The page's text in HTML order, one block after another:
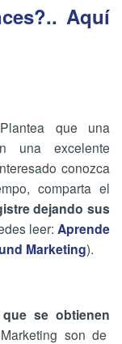
Aquí
que una
una excelente
conozca
comparta el
dejando sus
leer: Aprende
Marketing).
se obtienen
son de